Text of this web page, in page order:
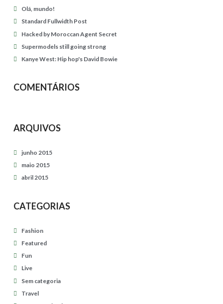
n
:
m
u
s
i
c
e
s
i
o
04.27.2015
Olá, mundo!
Standard Fullwidth Post
Hacked by Moroccan Agent Secret
Supermodels still going strong
Kanye West: Hip hop's David Bowie
COMENTÁRIOS
ARQUIVOS
junho 2015
maio 2015
abril 2015
CATEGORIAS
Fashion
Featured
Fun
Live
Sem categoria
Travel